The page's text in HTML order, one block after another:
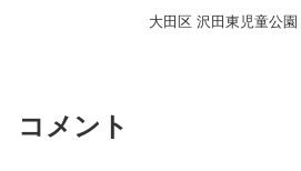
大田区 沢田東児童公園
コメント